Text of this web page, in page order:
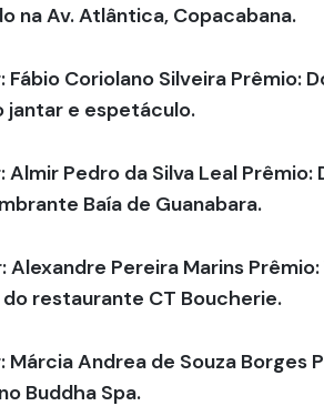
na Av. Atlântica, Copacabana.
Fábio Coriolano Silveira Prêmio:
jantar e espetáculo.
Almir Pedro da Silva Leal
Baía de Guanabara.
Alexandre Pereira Marins
restaurante CT Boucherie.
Márcia Andrea de Souza
Buddha Spa.